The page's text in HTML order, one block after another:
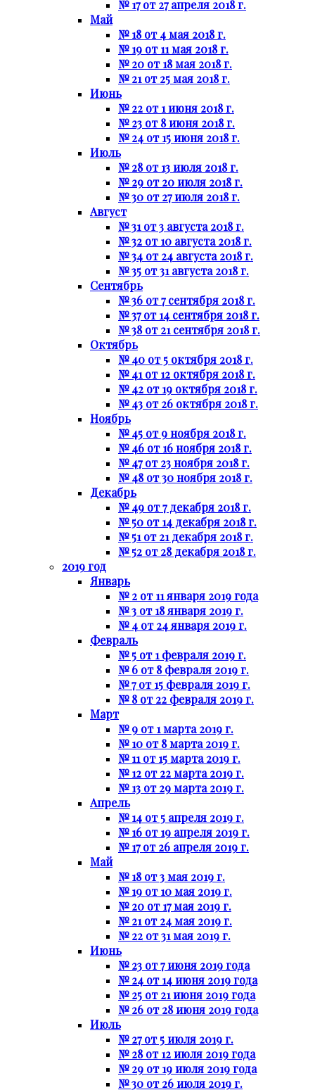
№ 17 от 27 апреля 2018 г.
Май
№ 18 от 4 мая 2018 г.
№ 19 от 11 мая 2018 г.
№ 20 от 18 мая 2018 г.
№ 21 от 25 мая 2018 г.
Июнь
№ 22 от 1 июня 2018 г.
№ 23 от 8 июня 2018 г.
№ 24 от 15 июня 2018 г.
Июль
№ 28 от 13 июля 2018 г.
№ 29 от 20 июля 2018 г.
№ 30 от 27 июля 2018 г.
Август
№ 31 от 3 августа 2018 г.
№ 32 от 10 августа 2018 г.
№ 34 от 24 августа 2018 г.
№ 35 от 31 августа 2018 г.
Сентябрь
№ 36 от 7 сентября 2018 г.
№ 37 от 14 сентября 2018 г.
№ 38 от 21 сентября 2018 г.
Октябрь
№ 40 от 5 октября 2018 г.
№ 41 от 12 октября 2018 г.
№ 42 от 19 октября 2018 г.
№ 43 от 26 октября 2018 г.
Ноябрь
№ 45 от 9 ноября 2018 г.
№ 46 от 16 ноября 2018 г.
№ 47 от 23 ноября 2018 г.
№ 48 от 30 ноября 2018 г.
Декабрь
№ 49 от 7 декабря 2018 г.
№ 50 от 14 декабря 2018 г.
№ 51 от 21 декабря 2018 г.
№ 52 от 28 декабря 2018 г.
2019 год
Январь
№ 2 от 11 января 2019 года
№ 3 от 18 января 2019 г.
№ 4 от 24 января 2019 г.
Февраль
№ 5 от 1 февраля 2019 г.
№ 6 от 8 февраля 2019 г.
№ 7 от 15 февраля 2019 г.
№ 8 от 22 февраля 2019 г.
Март
№ 9 от 1 марта 2019 г.
№ 10 от 8 марта 2019 г.
№ 11 от 15 марта 2019 г.
№ 12 от 22 марта 2019 г.
№ 13 от 29 марта 2019 г.
Апрель
№ 14 от 5 апреля 2019 г.
№ 16 от 19 апреля 2019 г.
№ 17 от 26 апреля 2019 г.
Май
№ 18 от 3 мая 2019 г.
№ 19 от 10 мая 2019 г.
№ 20 от 17 мая 2019 г.
№ 21 от 24 мая 2019 г.
№ 22 от 31 мая 2019 г.
Июнь
№ 23 от 7 июня 2019 года
№ 24 от 14 июня 2019 года
№ 25 от 21 июня 2019 года
№ 26 от 28 июня 2019 года
Июль
№ 27 от 5 июля 2019 г.
№ 28 от 12 июля 2019 года
№ 29 от 19 июля 2019 года
№ 30 от 26 июля 2019 г.